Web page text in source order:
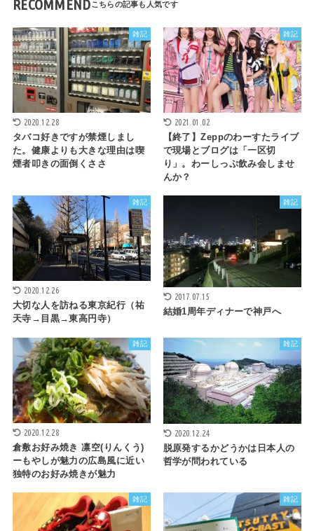
RECOMMEND
雑記
2020.12.28
タバコ好きですが禁煙しまし
た。健康よりも大きな理由は喫
煙者叩きの面倒くささ
雑記
2021.01.02
【終了】Zeppのわーすたライブ
で現場とブログは「一区切
り」。わーしっぷ飲み会しませ
んか？
雑記
2020.12.26
大切な人を訪ねる東京紀行（祐
天寺→目黒→東高円寺）
雑記
2017.07.15
結婚1周年ディナーで神戸へ
雑記
2020.12.28
倉敷お好み焼き 凛空(りんくう)
ーもやしが魅力の広島風に近い
独特のお好み焼きが魅力
雑記
2020.12.24
脱原発するかどうかは日本人の
哲学が問われている
雑記 雑記